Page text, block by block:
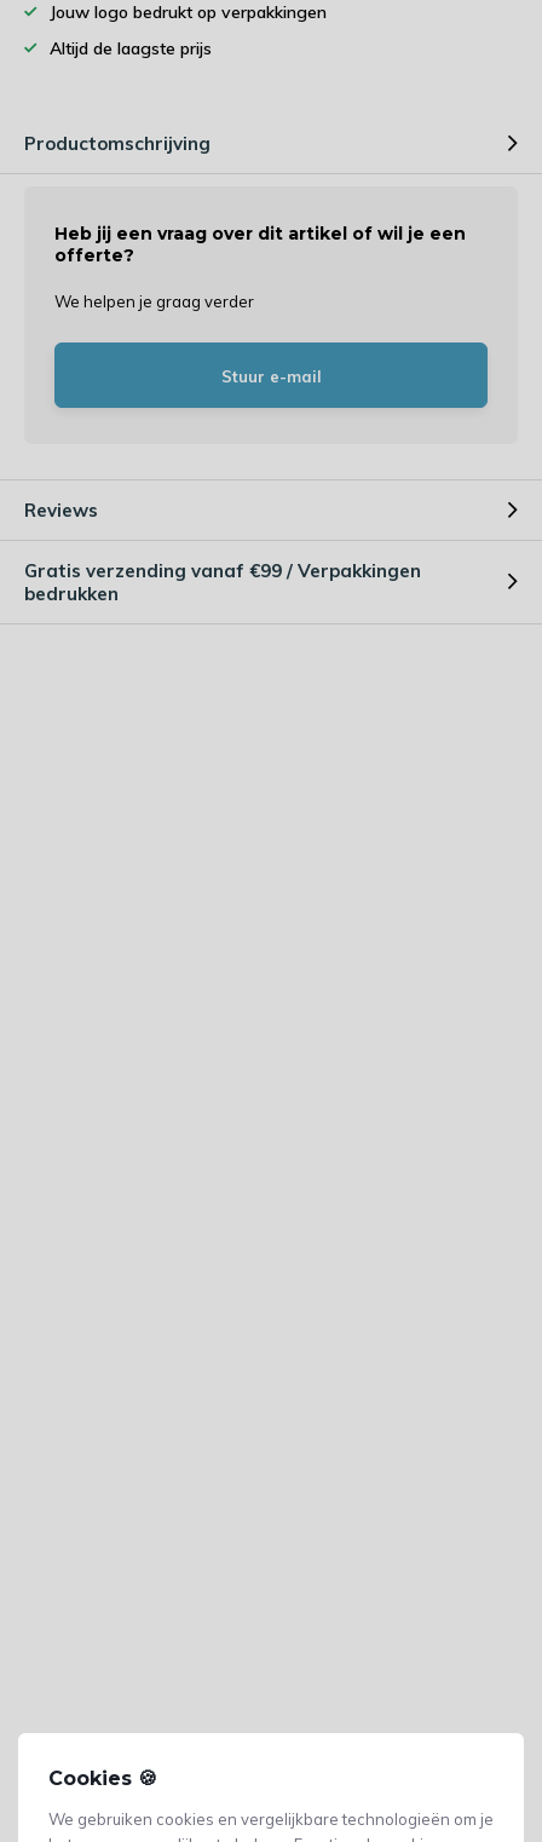
Cookies 🍪
We gebruiken cookies en vergelijkbare technologieën om je
Jouw logo bedrukt op verpakkingen
Altijd de laagste prijs
Productomschrijving
Heb jij een vraag over dit artikel of wil je een
offerte?
We helpen je graag verder
Stuur e-mail
Reviews
Gratis verzending vanaf €99 / Verpakkingen
bedrukken